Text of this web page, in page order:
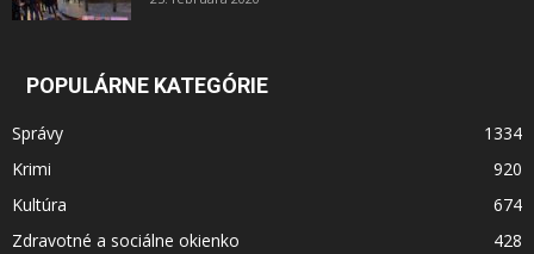
POPULÁRNE KATEGÓRIE
Správy
1334
Krimi
920
Kultúra
674
Zdravotné a sociálne okienko
428